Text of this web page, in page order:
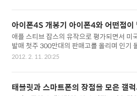
로 시간을 보여주지만 전혀 다른 방식으로 시
표시하는 시계가 있다면 여러분들은 어떤 생각
까요? 그런 시계가 있기나 한걸까? 하는 생각
저 떠오를텐데요. 미래의..
은 지금 구입하는 것이 현명한 판단인지 결정
리기가 참 어려울것입니다. 운 좋게 LTE서비스
작된 지날달 부터 갤럭시S2 LTE를 사용하게
데 벌써 한달이라는 시간이 흘렀습니다. 한달
럭시S2 LTE를 사용하면서 정리한 갤럭시S2
한눈에 볼 수 있도록 모아보았습니다. 아직 정
움이 되었으면 합니다. 갤럭시S2LTE 디자인
기 갤럭시S2LTE 사용기를 모아서 보여드리는
인지라 갤럭시S2LTE의 디자인 및 스펙은 개
아이폰4S 개봉기 아이폰4와 어떤점이
졌을까?
애플 스티브 잡스의 유작으로 평가되면서 미
발매 첫주 300만대의 판매고를 올리며 인기
했던 아이폰4S가 예상했던것 보다 국내에 빨
개통이 시작되었습니다. 아이폰4S는 출시이
부터 온라인상에서 예약가입을 실시하였는데
요금 조건이 미리 공지 되지 않아 아이폰4S
2012. 2. 11. 20:25
태블릿과 스마트폰의 장점을 모은 갤